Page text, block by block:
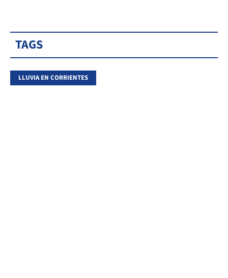
TAGS
LLUVIA EN CORRIENTES